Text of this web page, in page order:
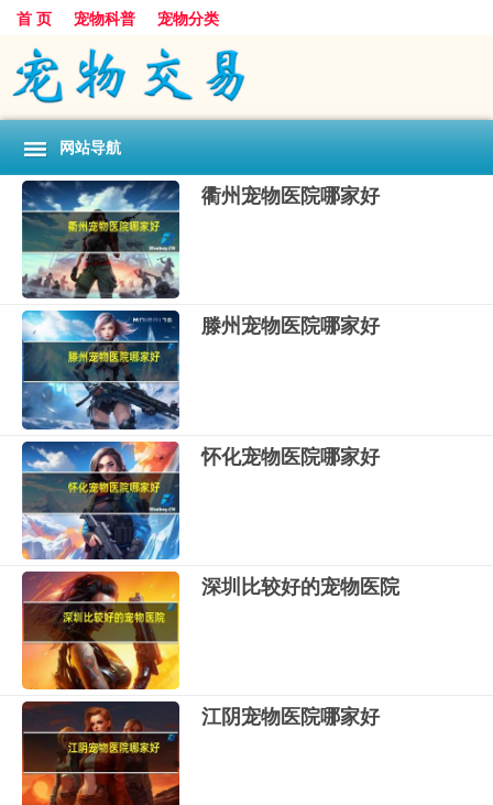
首 页 宠物科普 宠物分类
网站导航
衢州宠物医院哪家好
滕州宠物医院哪家好
怀化宠物医院哪家好
深圳比较好的宠物医院
江阴宠物医院哪家好